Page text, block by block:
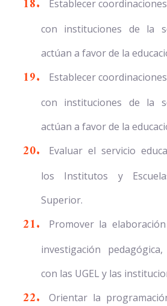
Establecer
con instituciones de la
actúan a favor de la
Establecer
con instituciones de la
actúan a favor de la
Evaluar el servicio
los Institutos y
Superior.
Promover la
investigación
con las UGEL y las
Orientar la